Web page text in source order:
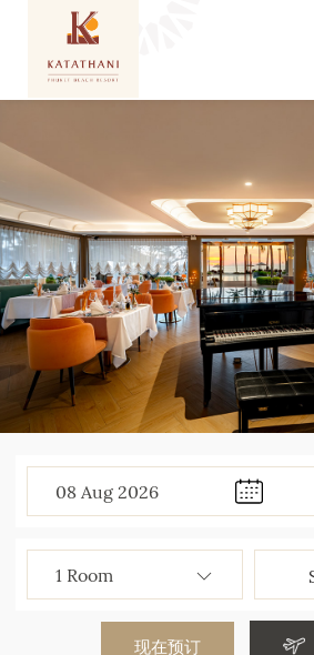
08 Aug 2026
现在预订